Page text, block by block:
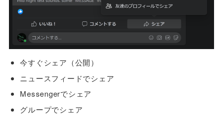
今すぐシェア（公開）
ニュースフィードでシェア
Messengerでシェア
グループでシェア